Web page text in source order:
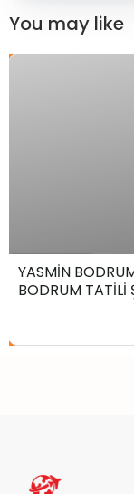
You may like
6 Gün4 Gece
Yerinizi Ayırtın !
YASMİN
BODRUM TATİLİ